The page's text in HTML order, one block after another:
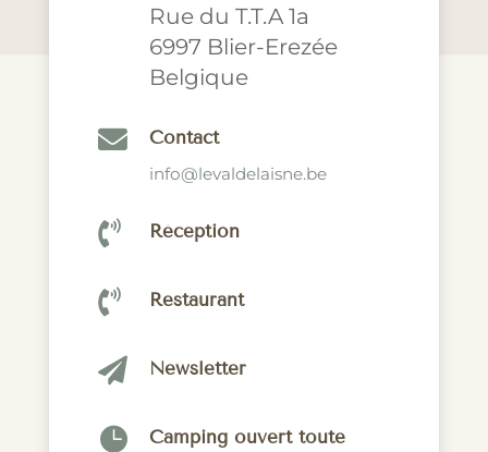
Rue du T.T.A 1a
6997 Blier-Erezée
Belgique
 Contact
info@levaldelaisne.be
 Réception
 Restaurant
 Newsletter

Camping ouvert toute